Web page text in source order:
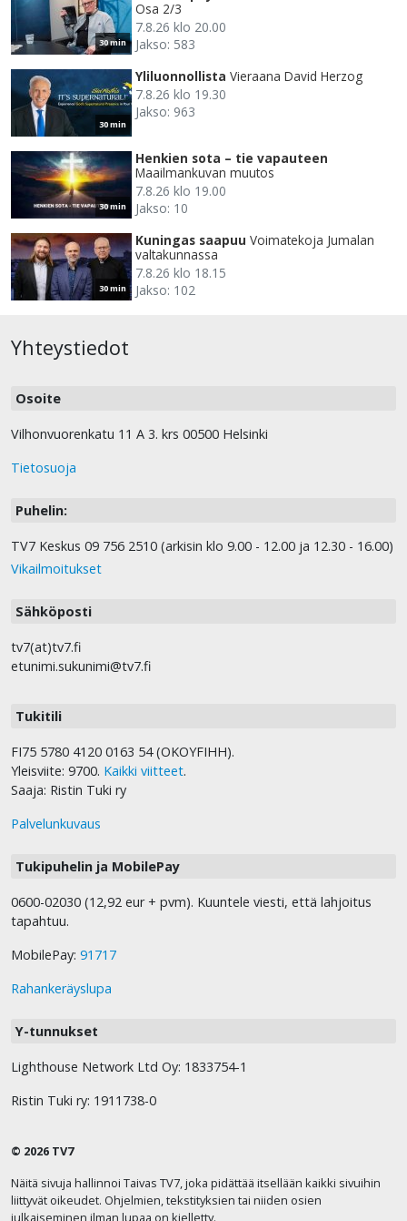
30 min
Osa 2/3
7.8.26 klo 20.00
Jakso: 583
30 min
Yliluonnollista Vieraana David Herzog
7.8.26 klo 19.30
Jakso: 963
30 min
Henkien sota – tie vapauteen
Maailmankuvan muutos
7.8.26 klo 19.00
Jakso: 10
30 min
Kuningas saapuu Voimatekoja Jumalan
valtakunnassa
7.8.26 klo 18.15
Jakso: 102
Yhteystiedot
Osoite
Vilhonvuorenkatu 11 A 3. krs 00500 Helsinki
Tietosuoja
Puhelin:
TV7 Keskus 09 756 2510 (arkisin klo 9.00 - 12.00 ja 12.30 - 16.00)
Vikailmoitukset
Sähköposti
tv7(at)tv7.fi
etunimi.sukunimi@tv7.fi
Tukitili
FI75 5780 4120 0163 54 (OKOYFIHH).
Yleisviite: 9700. Kaikki viitteet.
Saaja: Ristin Tuki ry
Palvelunkuvaus
Tukipuhelin ja MobilePay
0600-02030 (12,92 eur + pvm). Kuuntele viesti, että lahjoitus
tapahtuu.
MobilePay: 91717
Rahankeräyslupa
Y-tunnukset
Lighthouse Network Ltd Oy: 1833754-1
Ristin Tuki ry: 1911738-0
© 2026 TV7
Näitä sivuja hallinnoi Taivas TV7, joka pidättää itsellään kaikki sivuihin
liittyvät oikeudet. Ohjelmien, tekstityksien tai niiden osien
julkaiseminen ilman lupaa on kielletty.